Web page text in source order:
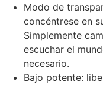
Modo de
concéntrese en
Simplemente
escuchar el
necesario.
Bajo potente: